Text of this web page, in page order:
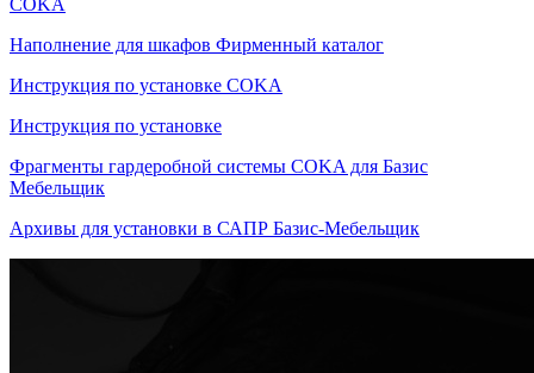
Наполнение для шкафов Фирменный каталог
Инструкция по установке COKA
Инструкция по установке
Фрагменты гардеробной системы COKA для Базис
Мебельщик
Архивы для установки в САПР Базис-Мебельщик